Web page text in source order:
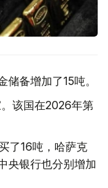
备增加了15吨。
该国在2026年第
了16吨，哈萨克
央银行也分别增加